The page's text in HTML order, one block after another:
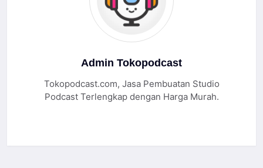
Admin Tokopodcast
Tokopodcast.com, Jasa Pembuatan Studio
Podcast Terlengkap dengan Harga Murah.